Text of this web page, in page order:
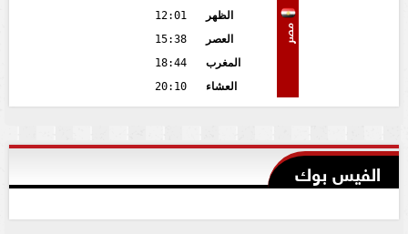
مصر
الظهر
12:01
العصر
15:38
المغرب
18:44
العشاء
20:10
الفيس بوك